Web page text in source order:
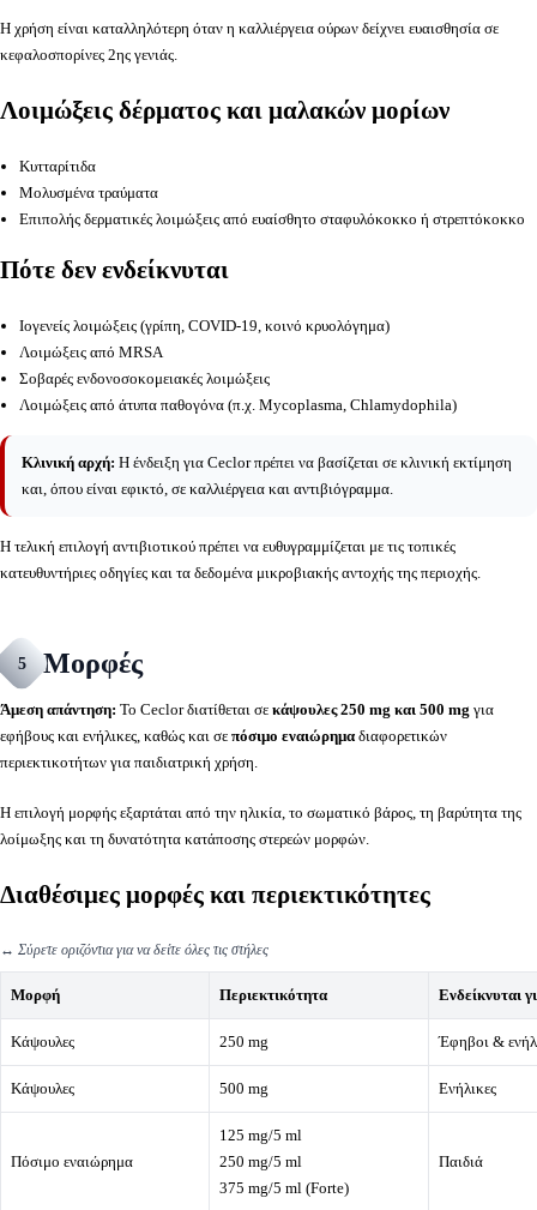
Η χρήση είναι καταλληλότερη όταν η καλλιέργεια ούρων δείχνει ευαισθησία σε
κεφαλοσπορίνες 2ης γενιάς.
Λοιμώξεις δέρματος και μαλακών μορίων
Κυτταρίτιδα
Μολυσμένα τραύματα
Επιπολής δερματικές λοιμώξεις από ευαίσθητο σταφυλόκοκκο ή στρεπτόκοκκο
Πότε δεν ενδείκνυται
Ιογενείς λοιμώξεις (γρίπη, COVID-19, κοινό κρυολόγημα)
Λοιμώξεις από MRSA
Σοβαρές ενδονοσοκομειακές λοιμώξεις
Λοιμώξεις από άτυπα παθογόνα (π.χ. Mycoplasma, Chlamydophila)
Κλινική αρχή: Η ένδειξη για Ceclor πρέπει να βασίζεται σε κλινική εκτίμηση
και, όπου είναι εφικτό, σε καλλιέργεια και αντιβιόγραμμα.
Η τελική επιλογή αντιβιοτικού πρέπει να ευθυγραμμίζεται με τις τοπικές
κατευθυντήριες οδηγίες και τα δεδομένα μικροβιακής αντοχής της περιοχής.
5 Μορφές
Άμεση απάντηση: Το Ceclor διατίθεται σε κάψουλες 250 mg και 500 mg για
εφήβους και ενήλικες, καθώς και σε πόσιμο εναιώρημα διαφορετικών
περιεκτικοτήτων για παιδιατρική χρήση.
Η επιλογή μορφής εξαρτάται από την ηλικία, το σωματικό βάρος, τη βαρύτητα της
λοίμωξης και τη δυνατότητα κατάποσης στερεών μορφών.
Διαθέσιμες μορφές και περιεκτικότητες
↔️ Σύρετε οριζόντια για να δείτε όλες τις στήλες
Μορφή Περιεκτικότητα Ενδείκνυται
Κάψουλες 250 mg Έφηβοι &
Κάψουλες 500 mg Ενήλικες
Πόσιμο εναιώρημα
125 mg/5 ml
250 mg/5 ml
375 mg/5 ml (Forte)
Παιδιά